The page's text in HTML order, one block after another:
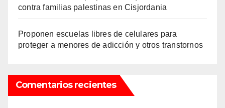
contra familias palestinas en Cisjordania
Proponen escuelas libres de celulares para
proteger a menores de adicción y otros transtornos
Comentarios recientes